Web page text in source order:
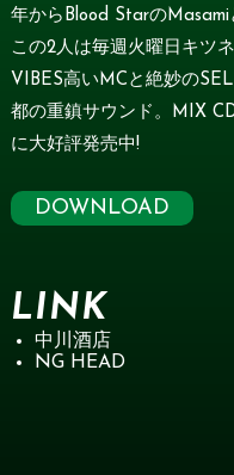
年からBlood StarのMasami
この2人は毎週火曜日キツ
VIBES高いMCと絶妙の
都の重鎮サウンド。MIX
に大好評発売中!
DOWNLOAD
LINK
中川酒店
NG HEAD